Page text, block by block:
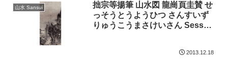
山水 Sansui
拙宗等揚筆 山水図 龍崗頁圭賛 せ
っそうとうようひつ さんすいず
りゅうこうまさけいさん Sesso
has entered. 雪舟 Sesshu2013.12.18